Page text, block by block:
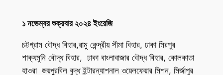
১ নভেম্বর শুক্রবার ২০২৪ ইংরেজি
চট্টগ্রাম বৌদ্ধ বিহার,রামু কেন্দ্রীয় সীমা বিহার, ঢাকা মিরপুর
শাক্যমুনি বৌদ্ধ বিহার, ঢাকা বাংলাবাজার বৌদ্ধ বিহার, কোলকাতা
হাওরা জয়পুরবিল বুদ্ধ ইন্টারন্যাশনাল ওয়েলফেয়ার মিশন, মির্জাপুর